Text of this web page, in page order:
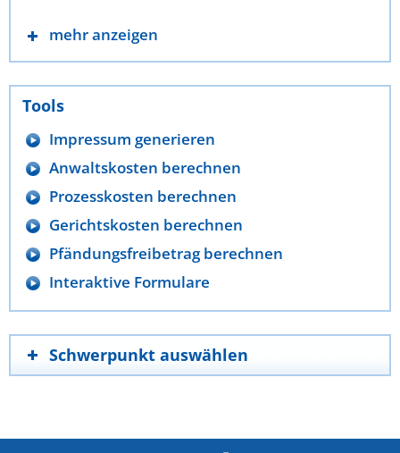
mehr anzeigen
Tools
Impressum generieren
Anwaltskosten berechnen
Prozesskosten berechnen
Gerichtskosten berechnen
Pfändungsfreibetrag berechnen
Interaktive Formulare
Schwerpunkt auswählen